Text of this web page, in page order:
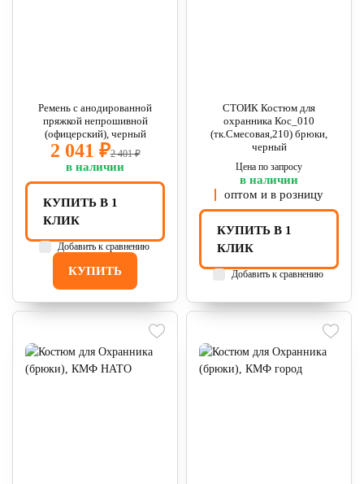
Ремень с анодированной
пряжкой непрошивной
(офицерский), черный
2 041 ₽2 401 ₽
в наличии
КУПИТЬ
КУПИТЬ В 1
КЛИК
Добавить к сравнению
СТОИК Костюм для
охранника Кос_010
(тк.Смесовая,210) брюки,
черный
Цена по запросу
в наличии
оптом и в розницу
КУПИТЬ В 1
КЛИК
Добавить к сравнению